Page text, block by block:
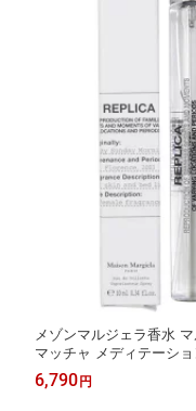
メゾンマルジェラ香水
マッチャ メディテーシ
ス Maison Margiela フレ
ジェラ
6,790 円